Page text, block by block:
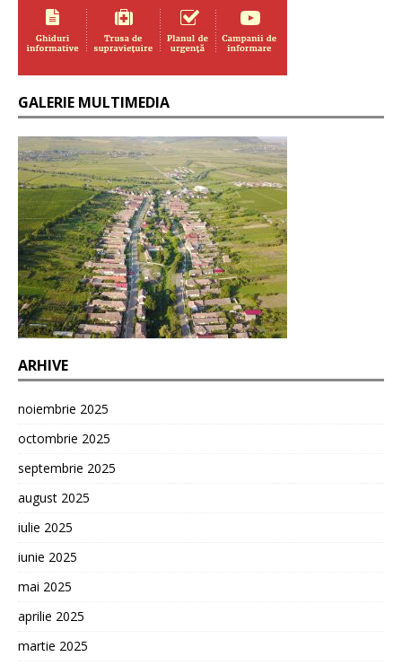
GALERIE MULTIMEDIA
ARHIVE
noiembrie 2025
octombrie 2025
septembrie 2025
august 2025
iulie 2025
iunie 2025
mai 2025
aprilie 2025
martie 2025